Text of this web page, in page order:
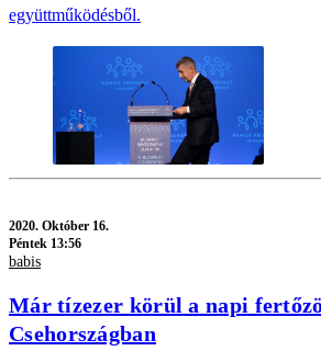
együttműködésből.
2020. Október 16.
Péntek 13:56
babis
Már tízezer körül a napi
Csehországban